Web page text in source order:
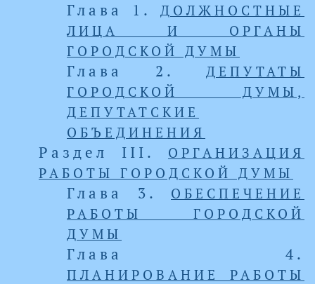
Глава 1. ДОЛЖНОСТНЫЕ
ЛИЦА И ОРГАНЫ
ГОРОДСКОЙ ДУМЫ
Глава 2. ДЕПУТАТЫ
ГОРОДСКОЙ ДУМЫ,
ДЕПУТАТСКИЕ
ОБЪЕДИНЕНИЯ
Раздел III.
ОРГАНИЗАЦИЯ
РАБОТЫ ГОРОДСКОЙ ДУМЫ
Глава 3.
ОБЕСПЕЧЕНИЕ
РАБОТЫ ГОРОДСКОЙ
ДУМЫ
Глава 4.
ПЛАНИРОВАНИЕ РАБОТЫ